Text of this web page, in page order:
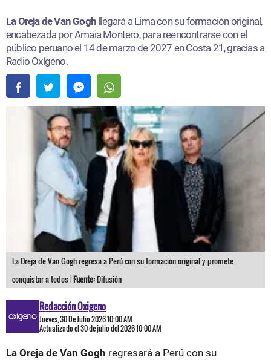
La Oreja de Van Gogh llegará a Lima con su formación original,
encabezada por Amaia Montero, para reencontrarse con el
público peruano el 14 de marzo de 2027 en Costa 21, gracias a
Radio Oxígeno.
La Oreja de Van Gogh regresa a Perú con su formación original y promete
conquistar a todos |Fuente:Difusión
Redacción Oxigeno
Jueves, 30 De Julio 2026 10:00 AM
Actualizado el 30 de julio del 2026 10:00 AM
La Oreja de Van Gogh regresará a Perú con su